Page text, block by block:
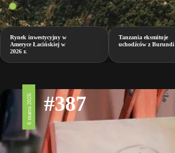
Rynek inwestycyjny w
Ameryce Łacińskiej w
2026 r.
Tanzania eksmituje
uchodźców z Burundi
6 marca 2026 #387